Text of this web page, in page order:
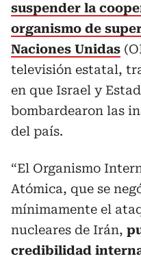
suspender la
organismo de
Naciones Unidas
televisión estatal,
en que Israel y
bombardearon las
del país.
“El Organismo
Atómica, que se
mínimamente el
nucleares de Irán,
credibilidad